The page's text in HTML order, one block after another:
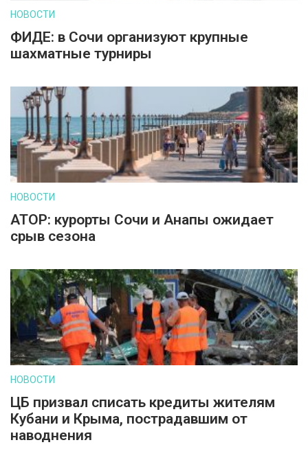
НОВОСТИ
ФИДЕ: в Сочи организуют крупные
шахматные турниры
НОВОСТИ
АТОР: курорты Сочи и Анапы ожидает
срыв сезона
НОВОСТИ
ЦБ призвал списать кредиты жителям
Кубани и Крыма, пострадавшим от
наводнения